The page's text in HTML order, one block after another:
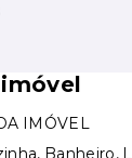
IMÓVEL
Banheiro,